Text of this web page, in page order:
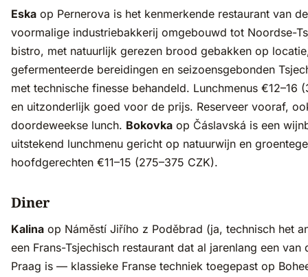
Eska op Pernerova is het kenmerkende restaurant van
voormalige industriebakkerij omgebouwd tot Noordse-
bistro, met natuurlijk gerezen brood gebakken op
gefermenteerde bereidingen en seizoensgebonden
met technische finesse behandeld. Lunchmenus €12–16
en uitzonderlijk goed voor de prijs. Reserveer vooraf,
doordeweekse lunch. Bokovka op Čáslavská is een
uitstekend lunchmenu gericht op natuurwijn en
hoofdgerechten €11–15 (275–375 CZK).
Diner
Kalina op Náměstí Jiřího z Poděbrad (ja, technisch het
een Frans-Tsjechisch restaurant dat al jarenlang een van
Praag is — klassieke Franse techniek toegepast op